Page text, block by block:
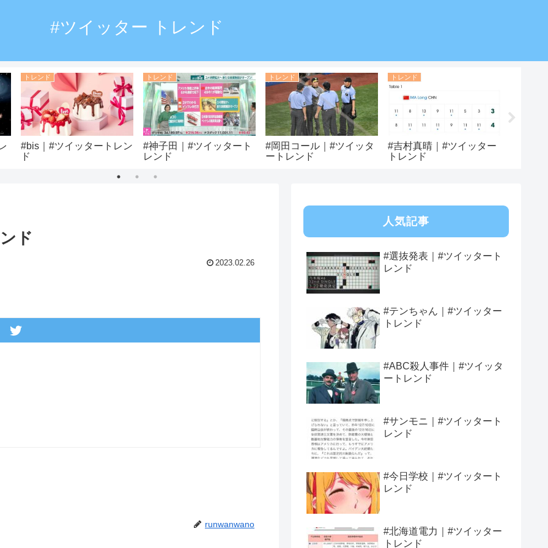
#ツイッター トレンド
トレンド
#bis｜#ツイッタートレン
ド
トレンド
#神子田｜#ツイッタート
レンド
トレンド
#岡田コール｜#ツイッタ
ートレンド
トレンド
#吉村真晴｜#ツイッター
トレンド
ド
2023.02.26
runwanwano
人気記事
#選抜発表｜#ツイッタート
レンド
#テンちゃん｜#ツイッター
トレンド
#ABC殺人事件｜#ツイッタ
ートレンド
#サンモニ｜#ツイッタート
レンド
#今日学校｜#ツイッタート
レンド
#北海道電力｜#ツイッター
トレンド